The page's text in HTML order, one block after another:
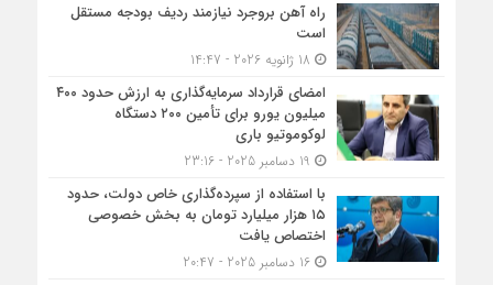
راه آهن بروجرد نیازمند ردیف بودجه مستقل
است
امضای قرارداد سرمایه‌گذاری به ارزش حدود ۴۰۰
میلیون یورو برای تأمین ۲۰۰ دستگاه
لوکوموتیو باری
با استفاده از سپرده‌گذاری خاص دولت، حدود
۱۵ هزار میلیارد تومان به بخش خصوصی
اختصاص یافت
16 دسامبر 2025 - 20:47